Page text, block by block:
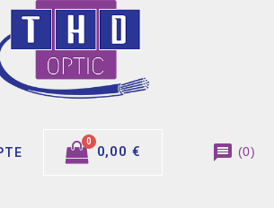
0,00 € message (0)